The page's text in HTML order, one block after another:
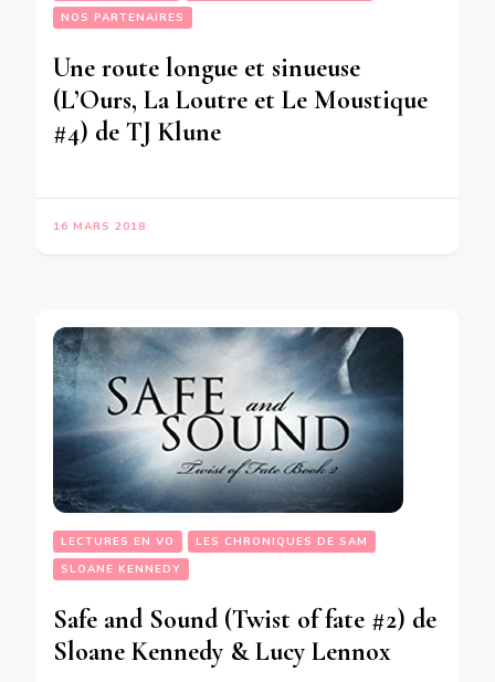
NOS PARTENAIRES
Une route longue et sinueuse
(L’Ours, La Loutre et Le Moustique
#4) de TJ Klune
16 MARS 2018
LECTURES EN VO
LES CHRONIQUES DE SAM
SLOANE KENNEDY
Safe and Sound (Twist of fate #2) de
Sloane Kennedy & Lucy Lennox